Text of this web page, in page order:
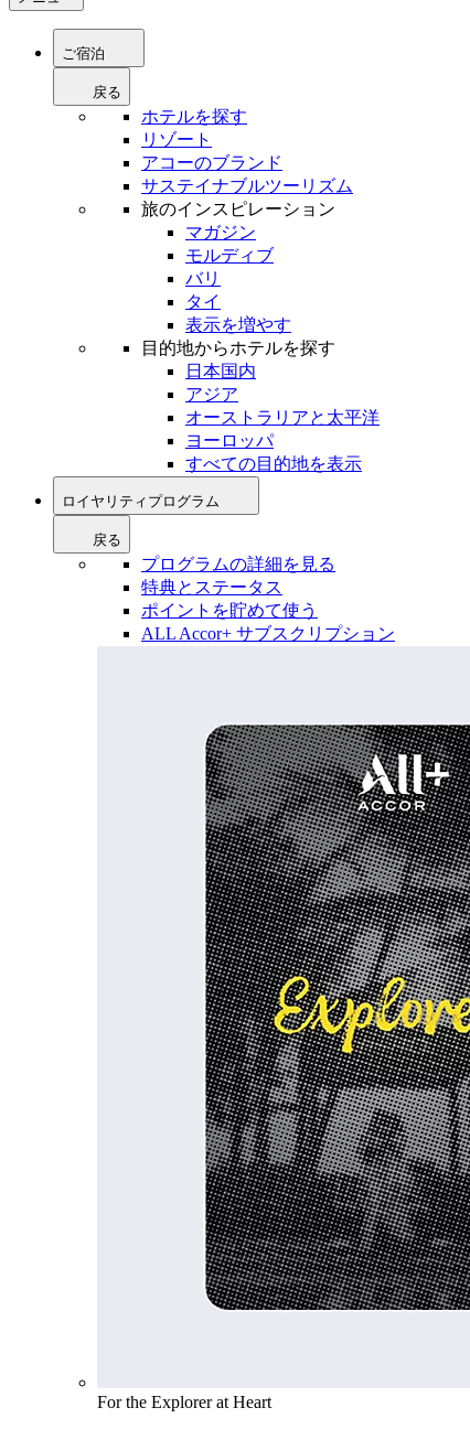
ご宿泊
戻る
ホテルを探す
リゾート
アコーのブランド
サステイナブルツーリズム
旅のインスピレーション
マガジン
モルディブ
バリ
タイ
表示を増やす
目的地からホテルを探す
日本国内
アジア
オーストラリアと太平洋
ヨーロッパ
すべての目的地を表示
ロイヤリティプログラム
戻る
プログラムの詳細を見る
特典とステータス
ポイントを貯めて使う
ALL Accor+ サブスクリプション
For the Explorer at Heart